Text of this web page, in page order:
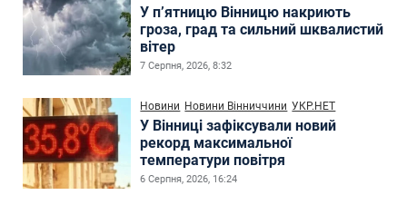
У п’ятницю Вінницю накриють
гроза, град та сильний шквалистий
вітер
7 Серпня, 2026, 8:32
Новини Новини Вінниччини УКР.НЕТ
У Вінниці зафіксували новий
рекорд максимальної
температури повітря
6 Серпня, 2026, 16:24